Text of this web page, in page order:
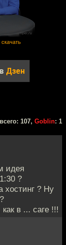
скачать
Дзен
всего: 107, Goblin: 1
идея
?
хостинг ? Ну
в ... саге !!!